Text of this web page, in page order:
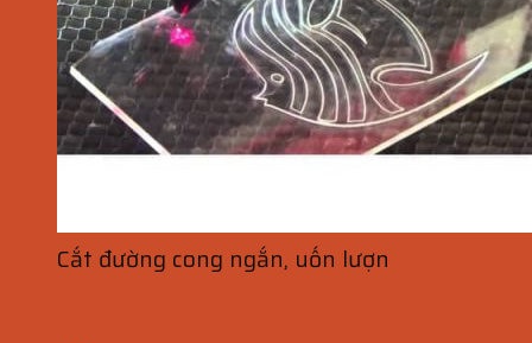
Cắt đường cong ngắn, uốn lượn